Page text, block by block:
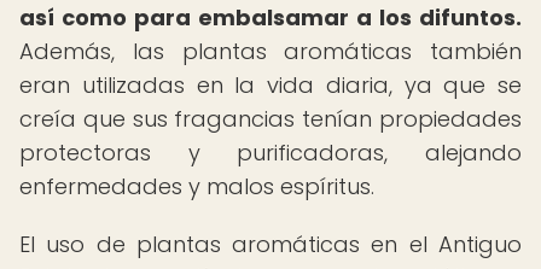
así como para embalsamar a los difuntos.
Además, las plantas aromáticas también
eran utilizadas en la vida diaria, ya que se
creía que sus fragancias tenían propiedades
protectoras y purificadoras, alejando
enfermedades y malos espíritus.
El uso de plantas aromáticas en el Antiguo